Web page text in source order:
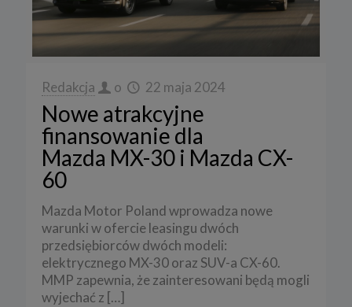
Redakcja o 22 maja 2024
Nowe atrakcyjne
finansowanie dla
Mazda MX-30 i Mazda CX-
60
Mazda Motor Poland wprowadza nowe
warunki w ofercie leasingu dwóch
przedsiębiorców dwóch modeli:
elektrycznego MX-30 oraz SUV-a CX-60.
MMP zapewnia, że zainteresowani będą mogli
wyjechać z […]